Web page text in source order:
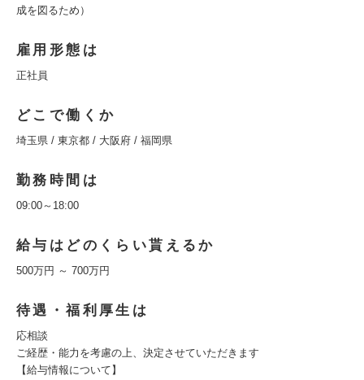
成を図るため）
雇用形態は
正社員
どこで働くか
埼玉県 / 東京都 / 大阪府 / 福岡県
勤務時間は
09:00～18:00
給与はどのくらい貰えるか
500万円 ～ 700万円
待遇・福利厚生は
応相談
ご経歴・能力を考慮の上、決定させていただきます
【給与情報について】